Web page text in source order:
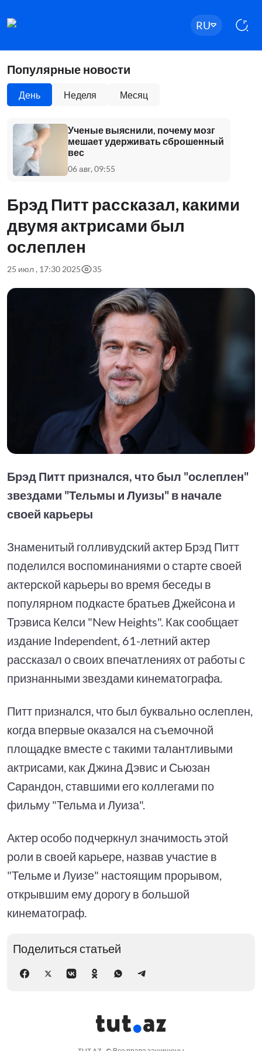
RU
Популярные новости
День Неделя Месяц
Ученые выяснили, почему мозг
мешает удерживать сброшенный
вес
06 авг, 09:55
Брэд Питт рассказал, какими
двумя актрисами был
ослеплен
25 июл , 17:30 2025 35
Брэд Питт признался, что был "ослеплен"
звездами "Тельмы и Луизы" в начале
своей карьеры
Знаменитый голливудский актер Брэд Питт
поделился воспоминаниями о старте своей
актерской карьеры во время беседы в
популярном подкасте братьев Джейсона и
Трэвиса Келси "New Heights". Как сообщает
издание Independent, 61-летний актер
рассказал о своих впечатлениях от работы с
признанными звездами кинематографа.
Питт признался, что был буквально ослеплен,
когда впервые оказался на съемочной
площадке вместе с такими талантливыми
актрисами, как Джина Дэвис и Сьюзан
Сарандон, ставшими его коллегами по
фильму "Тельма и Луиза".
Актер особо подчеркнул значимость этой
роли в своей карьере, назвав участие в
"Тельме и Луизе" настоящим прорывом,
открывшим ему дорогу в большой
кинематограф.
Поделиться статьей